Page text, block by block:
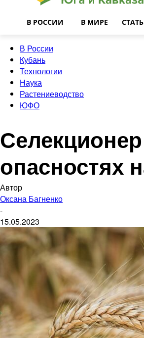
В РОССИИ В МИРЕ
В России
Кубань
Технологии
Наука
Растениеводство
ЮФО
опасностях
Автор
Оксана Багненко
-
15.05.2023